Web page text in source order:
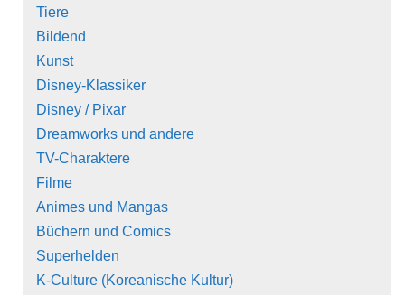
Tiere
Bildend
Kunst
Disney-Klassiker
Disney / Pixar
Dreamworks und andere
TV-Charaktere
Filme
Animes und Mangas
Büchern und Comics
Superhelden
K-Culture (Koreanische Kultur)